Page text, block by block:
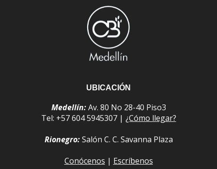
UBICACIÓN
Medellín:Av. 80 No 28-40 Piso3
Tel: +57 604 5945307 | ¿Cómo llegar?
Rionegro:Salón C. C. Savanna Plaza
Conócenos | Escríbenos